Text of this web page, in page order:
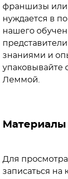
франшизы или
нуждается в
нашего
знаниями и
упаковывайте
Леммой.
Материалы
Для
записаться на